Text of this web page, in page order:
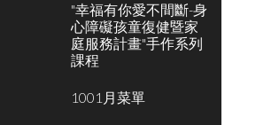
"幸福有你愛不間斷-身
心障礙孩童復健暨家
庭服務計畫"手作系列
課程
1001月菜單